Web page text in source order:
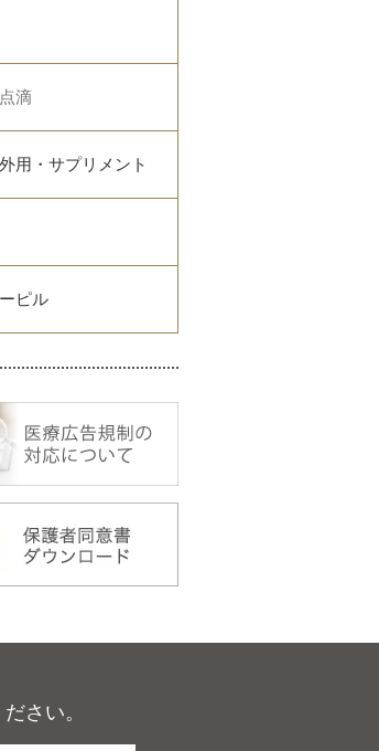
滴
用・サプリメント
ピル
さい。